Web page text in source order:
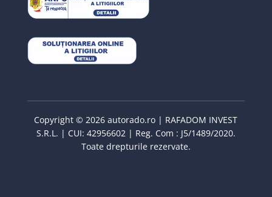
Copyright © 2026 autorado.ro | RAFADOM INVEST
S.R.L. | CUI: 42956602 | Reg. Com : J5/1489/2020.
Toate drepturile rezervate.